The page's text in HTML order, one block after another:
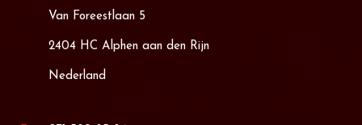
Van Foreestlaan 5
2404 HC Alphen aan den Rijn
Nederland